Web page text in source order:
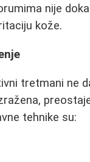
nije
kože.
tretmani ne
tehnike su: